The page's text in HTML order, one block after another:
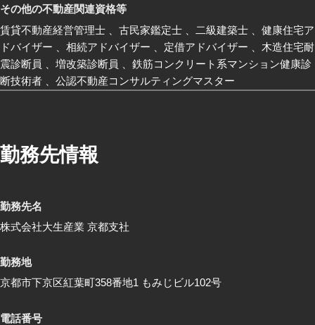
その他の不動産関連資格等
賃貸不動産経営管理士 、古民家鑑定士 、二級建築士 、健康住宅ア
ドバイザー 、相続アドバイザー 、定借アドバイザー 、木造住宅耐
震診断員 、増改築診断員 、鉄筋コンクリート系マンション健康診
断技術者 、公認不動産コンサルティングマスター
勤務先情報
勤務先名
株式会社大生産業 京都支社
勤務地
京都市下京区紅葉町358番地1 もみじビル102号
電話番号